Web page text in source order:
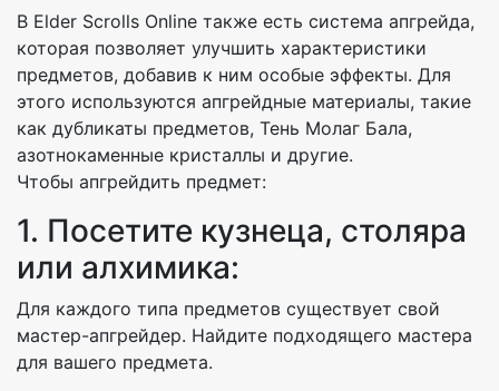
В Elder Scrolls Online также есть система апгрейда,
которая позволяет улучшить характеристики
предметов, добавив к ним особые эффекты. Для
этого используются апгрейдные материалы, такие
как дубликаты предметов, Тень Молаг Бала,
азотнокаменные кристаллы и другие.
Чтобы апгрейдить предмет:
1. Посетите кузнеца, столяра
или алхимика:
Для каждого типа предметов существует свой
мастер-апгрейдер. Найдите подходящего мастера
для вашего предмета.